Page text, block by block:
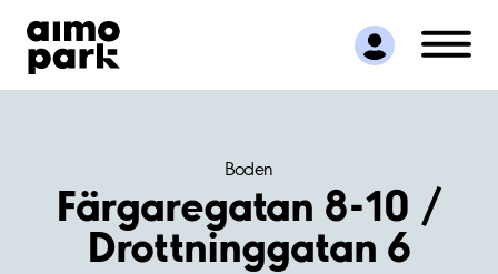
Hitta parkering
Samarbete
Kundservice
Boden
Färgaregatan 8-10 /
Drottninggatan 6